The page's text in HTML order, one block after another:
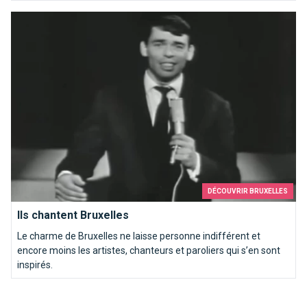
DÉCOUVRIR BRUXELLES
Ils chantent Bruxelles
Le charme de Bruxelles ne laisse personne indifférent et
encore moins les artistes, chanteurs et paroliers qui s’en sont
inspirés.